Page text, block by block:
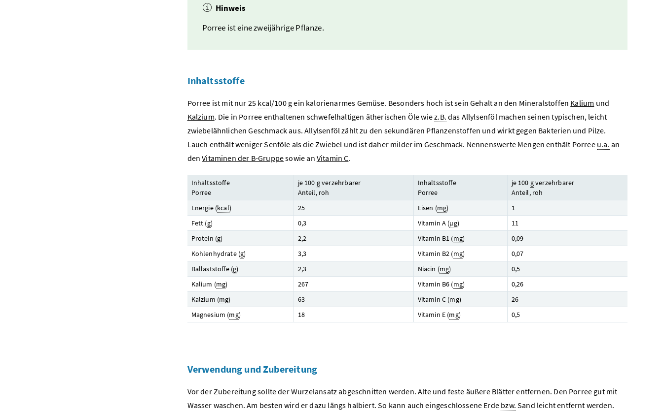
Hinweis
Porree ist eine zweijährige Pflanze.
Inhaltsstoffe
Porree ist mit nur 25 kcal/100 gein kalorienarmes Gemüse. Besonders hoch ist sein Gehalt an den Mineralstoffen Kalium und
Kalzium. Die in Porree enthaltenen schwefelhaltigen ätherischen Öle wiez.B. das Allylsenföl machen seinen typischen, leicht
zwiebelähnlichen Geschmack aus. Allylsenföl zählt zu den sekundären Pflanzenstoffen und wirkt gegen Bakterien und Pilze.
Lauch enthält weniger Senföle als die Zwiebel und ist daher milder im Geschmack. Nennenswerte Mengen enthält Porree u.a. an
denVitaminen der B-Gruppesowie an Vitamin C.
Inhaltsstoffe
Porree
je 100 gverzehrbarer
Anteil, roh
Inhaltsstoffe
Porree
je 100 gverzehrbarer
Anteil, roh
Energie (kcal) 25 Eisen (mg)
1
Fett (g) 0,3 Vitamin A (µg)
11
Protein (g) 2,2 Vitamin B1 (mg)
0,09
Kohlenhydrate (g) 3,3 Vitamin B2 (mg)
0,07
Ballaststoffe (g) 2,3 Niacin (mg)
0,5
Kalium (mg) 267 Vitamin B6 (mg)
0,26
Kalzium (mg) 63 Vitamin C (mg)
26
Magnesium (mg) 18 Vitamin E (mg) 0,5
Verwendung und Zubereitung
Vor der Zubereitung sollte der Wurzelansatz abgeschnitten werden. Alte und feste äußere Blätter entfernen. Den Porree gut mit
Wasser waschen. Am besten wird er dazu längs halbiert. So kann auch eingeschlossene Erde bzw. Sand leicht entfernt werden.